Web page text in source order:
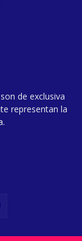
de exclusiva
representan la